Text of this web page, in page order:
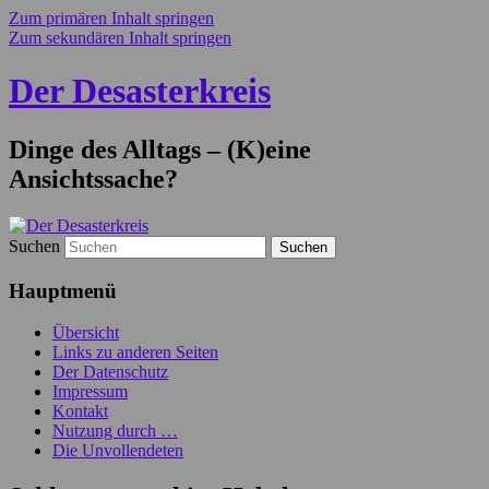
Zum primären Inhalt springen
Zum sekundären Inhalt springen
Der Desasterkreis
Dinge des Alltags – (K)eine
Ansichtssache?
Suchen
Hauptmenü
Übersicht
Links zu anderen Seiten
Der Datenschutz
Impressum
Kontakt
Nutzung durch …
Die Unvollendeten